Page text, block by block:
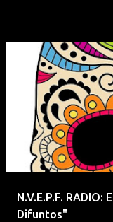
N.V.E.P.F.
Difuntos"